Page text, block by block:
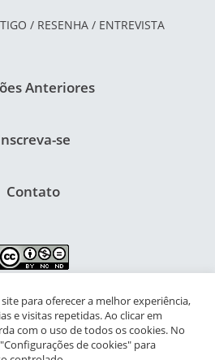
/ RESENHA / ENTREVISTA
Anteriores
se
Contato
de Pesquisa para a Infância e
Janeiro - Campus da Praia Vermelha
para oferecer a melhor experiência,
e visitas repetidas. Ao clicar em
com o uso de todos os cookies. No
de cookies" para